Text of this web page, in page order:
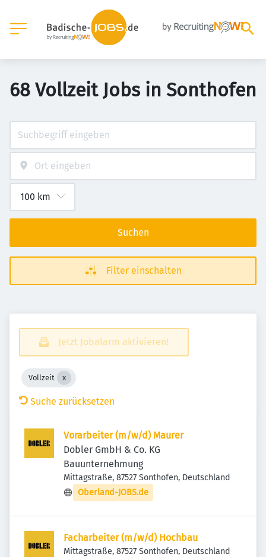
68 Vollzeit Jobs in Sonthofen
Suchen
Filter einschalten
Jetzt Jobalarm aktivieren!
Vollzeit
Suche zurücksetzen
Vorarbeiter (m/w/d) Maurer
Dobler GmbH & Co. KG
Bauunternehmung
Mittagstraße, 87527 Sonthofen, Deutschland
Oberland-JOBS.de
Facharbeiter (m/w/d) Hochbau
Mittagstraße, 87527 Sonthofen, Deutschland